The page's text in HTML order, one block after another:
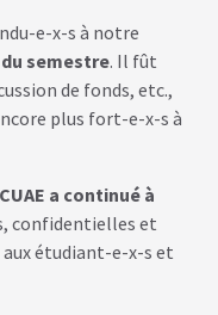
e-x-s à notre
semestre. Il fût
de fonds, etc.,
plus fort-e-x-s à
a continué à
confidentielles et
étudiant-e-x-s et